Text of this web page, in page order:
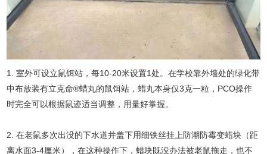
1. 室外可设立鼠饵站，每10-20米设置1处。在学校靠外墙处的绿化带
中布放装有立克命®蜡丸的鼠饵站，蜡丸本身仅3克一粒，PCO操作
时完全可以根据鼠迹适当调整，用量好掌握。
2. 在老鼠多次出没的下水道井盖下用细铁丝挂上防潮防霉变蜡块（距
离水面3-4厘米），在这种操作下，蜡块既没办法被老鼠拖走，也不